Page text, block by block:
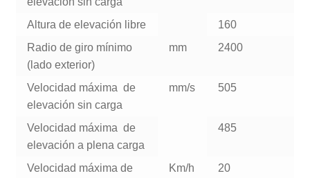
Altura de elevación libre
160
Radio de giro mínimo
(lado exterior)
mm 2400
Velocidad máxima de
elevación sin carga
mm/s 505
Velocidad máxima de
elevación a plena carga
485
Velocidad máxima de
Km/h 20